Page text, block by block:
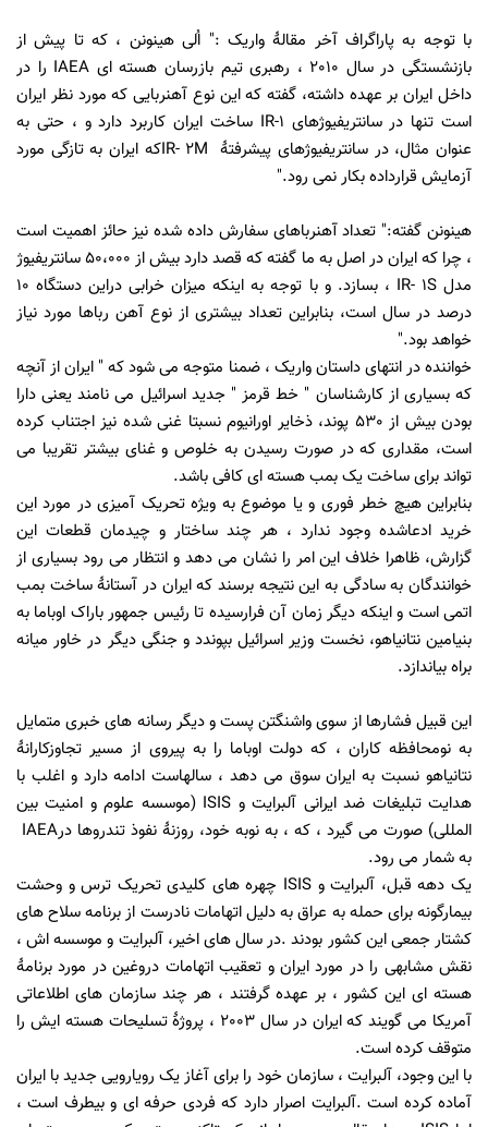
با توجه به پاراگراف آخر مقالۀ واریک :" اُلی هینونن ، که تا پیش از
بازنشستگی در سال 2010 ، رهبری تیم بازرسان هسته ای
IAEA را در
داخل ایران بر عهده داشته، گفته که این نوع آهنربایی که مورد نظر ایران
است تنها در سانتریفیوژهای IR-1ساخت ایران کاربرد دارد و ، حتی به
عنوان مثال، در سانتریفیوژهای پیشرفتۀ IR- 2Mکه ایران به تازگی مورد
آزمایش قرارداده بکار نمی رود."
هینونن گفته:" تعداد آهنرباهای سفارش داده شده نیز حائز اهمیت است
، چرا که ایران در اصل به ما گفته که قصد دارد بیش از 50،000 سانتریفیوژ
مدلIR- 1S ،
بسازد. و با توجه به اینکه میزان خرابی دراین دستگاه 10
درصد در سال است، بنابراین تعداد بیشتری از نوع آهن رباها مورد نیاز
خواهد بود."
خواننده در انتهای داستان واریک ، ضمنا متوجه می شود که " ایران از آنچه
که بسیاری از کارشناسان " خط قرمز " جدید اسرائیل می نامند یعنی دارا
بودن بیش از 530 پوند، ذخایر اورانیوم نسبتا
غنی شده نیز اجتناب کرده
است، مقداری که در صورت رسیدن به خلوص و غنای بیشتر تقریبا می
تواند برای ساخت یک بمب هسته ای کافی باشد.
بنابراین هیچ خطر فوری و یا موضوع به ویژه تحریک آمیزی در مورد این
خرید ادعاشده وجود ندارد ، هر چند ساختار و چیدمان قطعات این
گزارش، ظاهرا خلاف این امر را نشان می دهد و انتظار می رود بسیاری از
خوانندگان به سادگی به این نتیجه برسند که ایران در آستانۀ ساخت بمب
اتمی است و اینکه دیگر زمان آن فرارسیده تا رئیس جمهور باراک اوباما به
بنیامین نتانیاهو، نخست وزیر اسرائیل بپوندد و جنگی دیگر در خاور میانه
براه بیاندازد.
این قبیل فشارها از سوی واشنگتن پست و دیگر رسانه های خبری متمایل
به نومحافظه کاران ، که دولت اوباما را به پیروی از مسیر تجاوزکارانۀ
نتانیاهو نسبت به ایران سوق می دهد ، سالهاست ادامه دارد و اغلب با
هدایت تبلیغات ضد ایرانی آلبرایت و ISIS (موسسه علوم و امنیت بین
المللی) صورت می گیرد ، که ، به نوبه خود، روزنۀ نفوذ تندروها درIAEA
به شمار می رود.
یک دهه قبل، آلبرایت و ISIS چهره های کلیدی تحریک ترس و وحشت
بیمارگونه برای حمله به عراق به دلیل اتهامات نادرست از برنامه سلاح های
کشتار جمعی این کشور بودند.در سال های اخیر، آلبرایت و موسسه اش ،
نقش مشابهی را در مورد ایران و تعقیب اتهامات دروغین در مورد برنامۀ
هسته ای این کشور ، بر عهده گرفتند ، هر چند سازمان های اطلاعاتی
آمریکا می گویند که ایران در سال 2003 ، پروژۀ تسلیحات هسته ایش را
متوقف کرده است.
با این وجود، آلبرایت ، سازمان خود را برای آغاز یک رویارویی جدید با ایران
آماده کرده است.آلبرایت اصرار دارد که فردی حرفه ای و بیطرف است ،